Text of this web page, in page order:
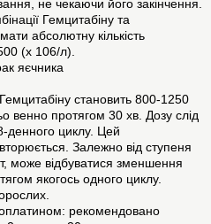
не чекаючи його закінчення.
Гемцитабіну та
абсолютну кількість
(х 106/л).
яєчника
становить 800-1250
венно протягом 30 хв. Дозу слід
денного циклу. Цей
Залежно від ступеня
може відбуватися зменшення
якогось одного циклу.
рекомендовано